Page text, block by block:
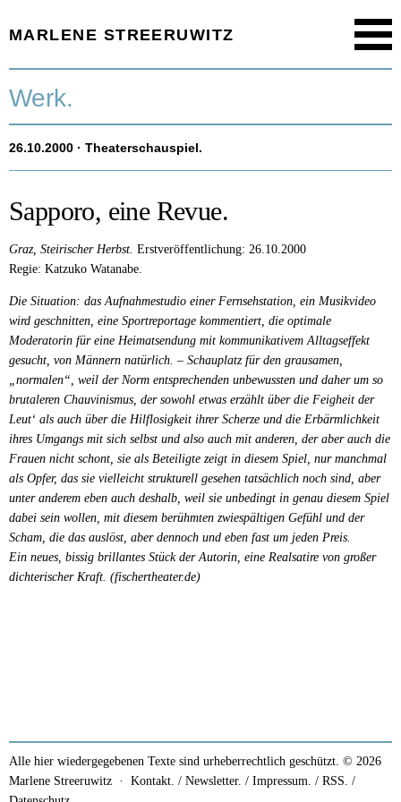
MARLENE STREERUWITZ
Timeline.
Texte.
Aktuell.
Werk.
26.10.2000 · Theaterschauspiel.
Sapporo, eine Revue.
Graz, Steirischer Herbst. Erstveröffentlichung: 26.10.2000
Regie: Katzuko Watanabe.
Die Situation: das Aufnahmestudio einer Fernsehstation, ein Musikvideo
wird geschnitten, eine Sportreportage kommentiert, die optimale
Moderatorin für eine Heimatsendung mit kommunikativem Alltagseffekt
gesucht, von Männern natürlich. – Schauplatz für den grausamen,
„normalen“, weil der Norm entsprechenden unbewussten und daher um so
brutaleren Chauvinismus, der sowohl etwas erzählt über die Feigheit der
Leut‘ als auch über die Hilflosigkeit ihrer Scherze und die Erbärmlichkeit
ihres Umgangs mit sich selbst und also auch mit anderen, der aber auch die
Frauen nicht schont, sie als Beteiligte zeigt in diesem Spiel, nur manchmal
als Opfer, das sie vielleicht strukturell gesehen tatsächlich noch sind, aber
unter anderem eben auch deshalb, weil sie unbedingt in genau diesem Spiel
dabei sein wollen, mit diesem berühmten zwiespältigen Gefühl und der
Scham, die das auslöst, aber dennoch und eben fast um jeden Preis.
Ein neues, bissig brillantes Stück der Autorin, eine Realsatire von großer
dichterischer Kraft. (fischertheater.de)
Alle hier wiedergegebenen Texte sind urheberrechtlich geschützt. © 2026
Marlene Streeruwitz · Kontakt. / Newsletter. / Impressum. / RSS. /